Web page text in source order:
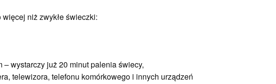
niż zwykłe świeczki:
wystarczy już 20 minut palenia świecy,
telewizora, telefonu komórkowego i innych urządzeń